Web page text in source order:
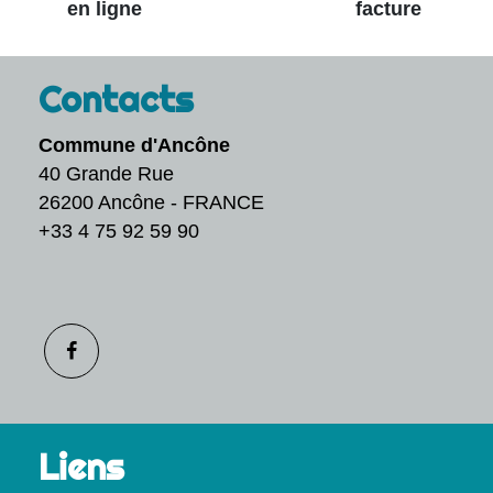
en ligne
facture
Contacts
Commune d'Ancône
40 Grande Rue
26200 Ancône - FRANCE
+33 4 75 92 59 90
Liens